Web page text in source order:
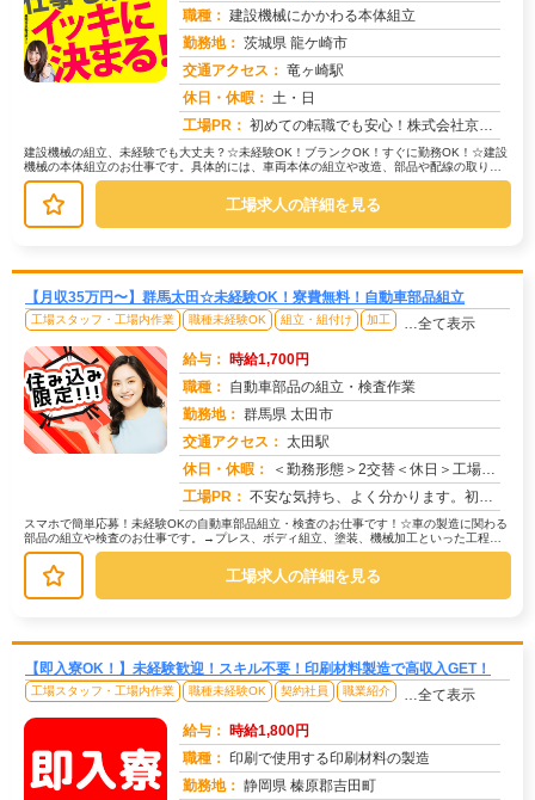
職種： 建設機械にかかわる本体組立
勤務地： 茨城県 龍ケ崎市
交通アクセス： 竜ヶ崎駅
休日・休暇： 土・日
工場PR： 初めての転職でも安心！株式会社京栄センターで新しい一歩を踏み出してみませんか？☆90%の方が不安を解消済み！初めて...
建設機械の組立、未経験でも大丈夫？☆未経験OK！ブランクOK！すぐに勤務OK！☆建設
機械の本体組立のお仕事です。具体的には、車両本体の組立や改造、部品や配線の取り付
けなどを行います。→20代〜4...
工場求人の詳細を見る
【月収35万円〜】群馬太田☆未経験OK！寮費無料！自動車部品組立
工場スタッフ・工場内作業 職種未経験OK 組立・組付け 加工 …全て表示
給与： 時給1,700円
職種： 自動車部品の組立・検査作業
勤務地： 群馬県 太田市
交通アクセス： 太田駅
休日・休暇：
＜勤務形態＞2交替＜休日＞工場カレンダーによる/長期休暇/GW /夏季/ 年末年始
工場PR： 不安な気持ち、よく分かります。初めての仕事、初めての場所…でも大丈夫！☆未経験者多数活躍中！☆経験やスキルは一切問...
スマホで簡単応募！未経験OKの自動車部品組立・検査のお仕事です！☆車の製造に関わる
部品の組立や検査のお仕事です。→プレス、ボディ組立、塗装、機械加工といった工程で
製造された部品を扱います。☆ライ...
工場求人の詳細を見る
【即入寮OK！】未経験歓迎！スキル不要！印刷材料製造で高収入GET！
工場スタッフ・工場内作業 職種未経験OK 契約社員 職業紹介 …全て表示
給与： 時給1,800円
職種： 印刷で使用する印刷材料の製造
勤務地： 静岡県 榛原郡吉田町